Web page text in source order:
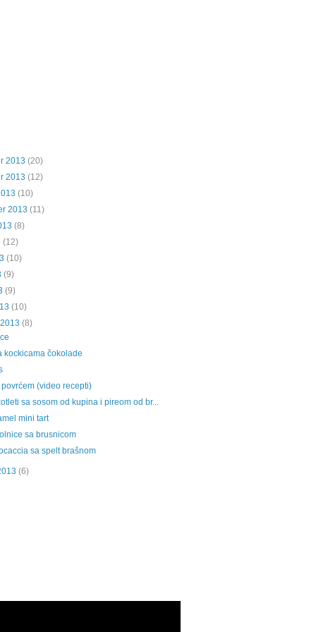
2013 (20)
2013 (12)
(10)
2013 (11)
(8)
(12)
(10)
(9)
(9)
(10)
(8)
kockicama čokolade
povrćem (video recepti)
sa sosom od kupina i pireom od br...
mini tart
sa brusnicom
sa spelt brašnom
(6)